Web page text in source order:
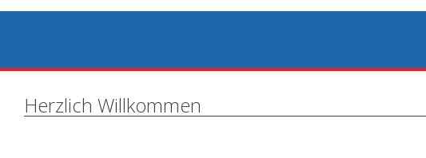
Herzlich Willkommen